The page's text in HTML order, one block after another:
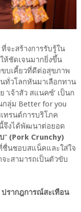
จะสร้างการรับรู้ใน
ห้ชัดเจนมากยิ่งขึ้น
บเคี้ยวที่ดีต่อสุขภาพ
ทั่วโลกหันมาเลือกทาน
เจ้าสัว สแนคซ์’ เป็นก
ลุ่ม Better for you
ทรนด์การบริโภค
จึงได้พัฒนาต่อยอด
”(Pork Crunchy)
ชื่นชอบสแน็คและใส่ใจ
จะสามารถเป็นตัวขับ
รากฎการณ์สะเทือน